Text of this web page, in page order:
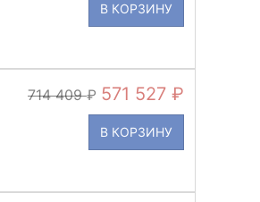
В КОРЗИНУ
714 409 571 527
В КОРЗИНУ